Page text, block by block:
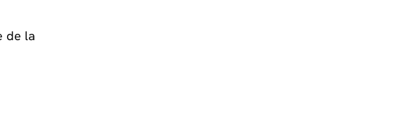
de la